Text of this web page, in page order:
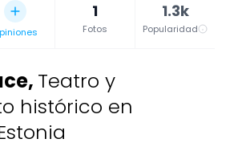
1
Fotos
1.3k
Popularidad
, Teatro y
histórico en